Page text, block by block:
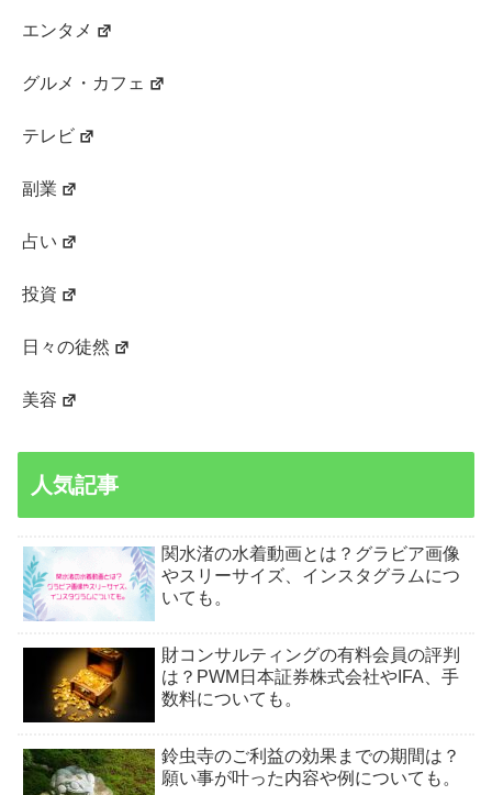
エンタメ
グルメ・カフェ
テレビ
副業
占い
投資
日々の徒然
美容
人気記事
関水渚の水着動画とは？グラビア画像
やスリーサイズ、インスタグラムにつ
いても。
財コンサルティングの有料会員の評判
は？PWM日本証券株式会社やIFA、手
数料についても。
鈴虫寺のご利益の効果までの期間は？
願い事が叶った内容や例についても。